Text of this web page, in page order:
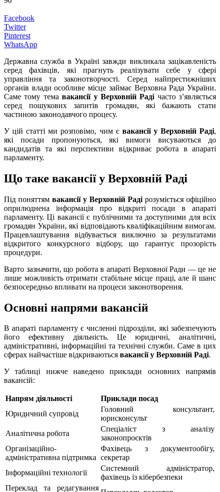
Facebook
Twitter
Pinterest
WhatsApp
Державна служба в Україні завжди викликала зацікавленість
серед фахівців, які прагнуть реалізувати себе у сфері
управління та законотворчості. Серед найпрестижніших
органів влади особливе місце займає Верховна Рада України.
Саме тому темавакансії у Верховній Раді часто з’являється
серед пошукових запитів громадян, які бажають стати
частиною законодавчого процесу.
У цій статті ми розповімо, чим є вакaнсії у Верховній Раді,
які посади пропонуються, які вимоги висуваються до
кандидатів та які перспективи відкриває робота в апараті
парламенту.
Що таке вакaнсії у Верховній Раді
Під поняттям вакансії у Верховній Раді розуміється офіційно
оприлюднена інформація про відкриті посади в апараті
парламенту. Ці вакансії є публічними та доступними для всіх
громадян України, які відповідають кваліфікаційним вимогам.
Працевлаштування відбувається виключно за результатами
відкритого конкурсного відбору, що гарантує прозорість
процедури.
Варто зазначити, що робота в апараті Верховної Ради — це не
лише можливість отримати стабільне місце праці, але й шанс
безпосередньо впливати на процеси законотворення.
Основні напрями вакансій
В апараті парламенту є численні підрозділи, які забезпечують
його ефективну діяльність. Це юридичні, аналітичні,
адміністративні, інформаційні та технічні служби. Саме в цих
сферах найчастіше відкриваються вакансії у Верховній Раді.
У таблиці нижче наведено приклади основних напрямів
вакансій:
Напрям діяльності
Приклади посад
Юридичний супровід
Головний консультант,
юрисконсульт
Аналітична робота
Спеціаліст з аналізу
законопроєктів
Організаційно-
адміністративна підтримка
Фахівець з документообігу,
секретар
Інформаційні технології
Системний адміністратор,
фахівець із кібербезпеки
Переклад та редагування